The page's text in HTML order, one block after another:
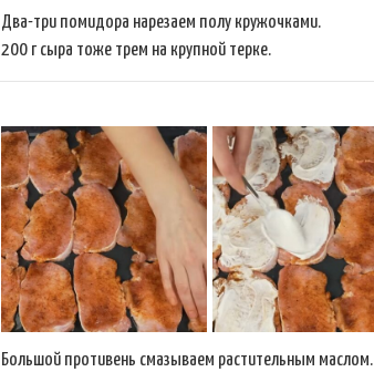
Два-три помидора нарезаем полу кружочками.
200 г сыра тоже трем на крупной терке.
Большой противень смазываем растительным маслом.